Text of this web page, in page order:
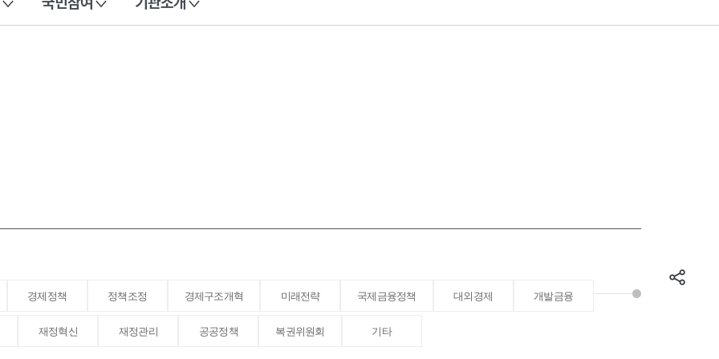
경제정책 정책조정 경제구조개혁 미래전략 국제금융정책 대외경제 개발금융
재정혁신 재정관리 공공정책 복권위원회 기타